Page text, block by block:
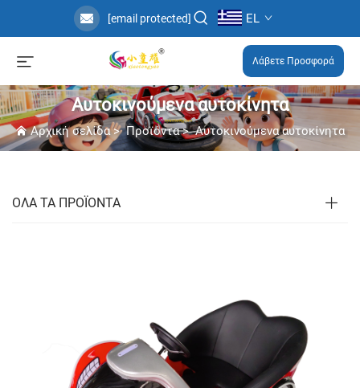
[email protected] EL
Λάβετε Προσφορά
Αυτοκινούμενα αυτοκίνητα
Αρχική σελίδα>Προϊόντα>Αυτοκινούμενα αυτοκίνητα
ΟΛΑ ΤΑ ΠΡΟΪΟΝΤΑ